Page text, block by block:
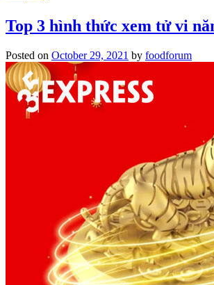
Top 3 hình thức xem tử vi
Posted on October 29, 2021 by foodforum